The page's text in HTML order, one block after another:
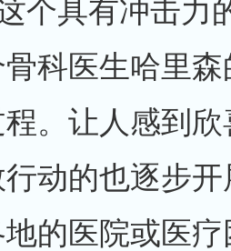
个具有冲击
科医生哈里
。让人感到
动的也逐步
的医院或医